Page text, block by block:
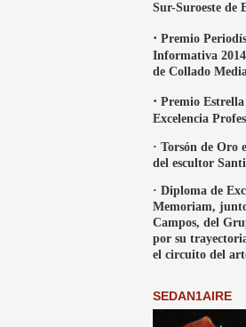
Sur-Suroeste de
· Premio
Informativa
de Collado
· Premio
Excelencia
· Torsón de Oro
del escultor
· Diploma de
Memoriam,
Campos, del
por su
el circuito del
SEDAN1AIRE